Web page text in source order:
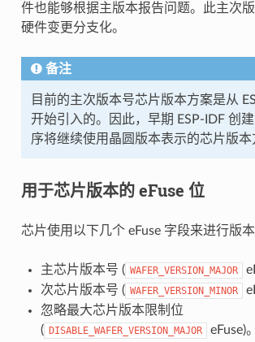
件也能够根据主版本报告问题。此主次
硬件变更分支化。
备注
目前的主次版本号芯片版本方案是从
开始引入的。因此，早期 ESP-IDF 创
序将继续使用晶圆版本表示的芯片版本
用于芯片版本的 eFuse 位
芯片使用以下几个 eFuse 字段来进行版本
主芯片版本号 ( WAFER_VERSION_MAJOR
次芯片版本号 ( WAFER_VERSION_MINOR
忽略最大芯片版本限制位
( DISABLE_WAFER_VERSION_MAJOR eFuse)